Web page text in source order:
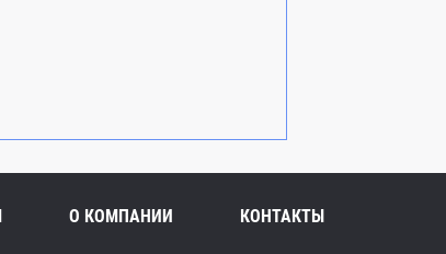
О КОМПАНИИ КОНТАКТЫ